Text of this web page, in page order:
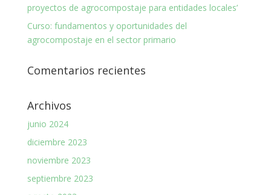
proyectos de agrocompostaje para entidades locales’
Curso: fundamentos y oportunidades del
agrocompostaje en el sector primario
Comentarios recientes
Archivos
junio 2024
diciembre 2023
noviembre 2023
septiembre 2023